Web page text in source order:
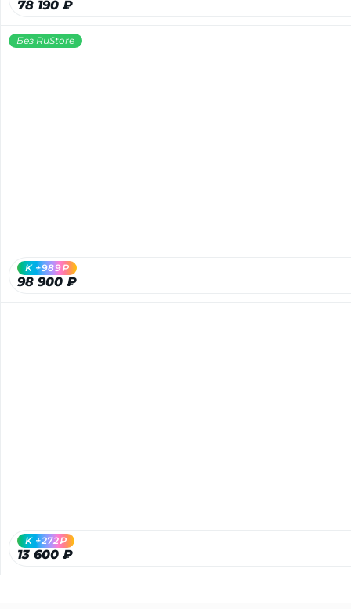
78 190 ₽
Без RuStore
98 900 ₽
K +989₽
13 600 ₽
K +272₽